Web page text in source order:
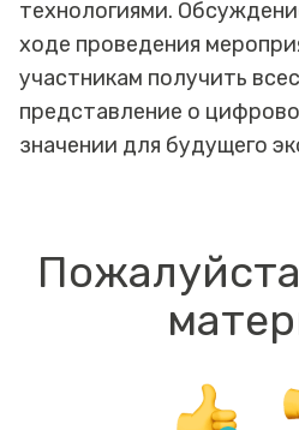
технологиями.
ходе проведения
участникам получить
представление о
значении для будущего